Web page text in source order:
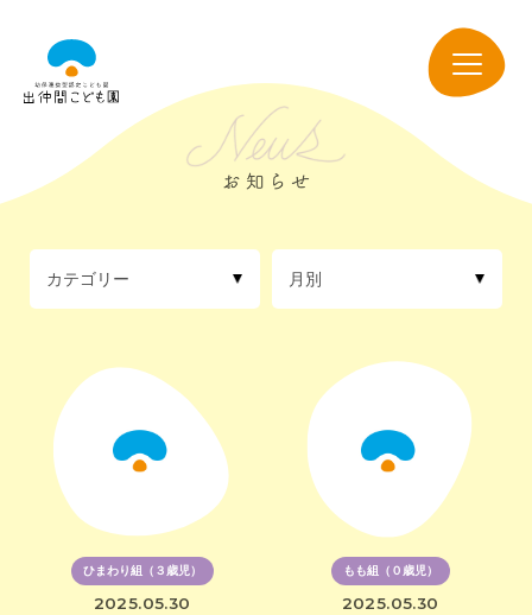
間
カテゴリー 月別
ひまわり組（３歳児）
2025.05.30
もも組（０歳児）
2025.05.30